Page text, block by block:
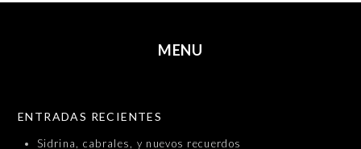
MENU
ENTRADAS RECIENTES
Sidrina, cabrales, y nuevos recuerdos